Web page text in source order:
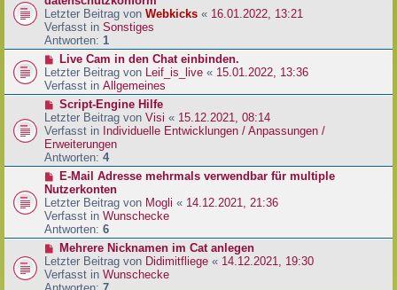
g
B
e
i
t
a
g
u
e
r
B
e
i
t
a
g
Letzter Beitrag von Webkicks « 16.01.2022, 13:21
Verfasst in Sonstiges
Antworten: 1
N
e
u
e
r
B
e
i
t
a
g
Live Cam in den Chat einbinden.
Letzter Beitrag von Leif_is_live « 15.01.2022, 13:36
Verfasst in Allgemeines
N
e
u
e
r
B
e
i
t
r
a
g
Script-Engine Hilfe
Letzter Beitrag von Visi « 15.12.2021, 08:14
Verfasst in Individuelle Entwicklungen / Anpassungen /
Erweiterungen
Antworten: 4
N
e
u
e
r
B
e
i
t
E-Mail Adresse mehrmals verwendbar für multiple
Nutzerkonten
Letzter Beitrag von Mogli « 14.12.2021, 21:36
Verfasst in Wunschecke
Antworten: 6
N
e
u
e
Mehrere Nicknamen im Cat anlegen
Letzter Beitrag von Didimitfliege « 14.12.2021, 19:30
Verfasst in Wunschecke